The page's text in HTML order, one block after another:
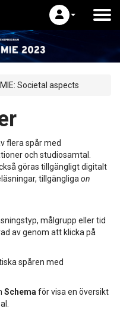
MIE: Societal aspects
flera spår med
och studiosamtal.
göras tillgängligt digitalt
tillgängliga on
målgrupp eller tid
av genom att klicka på
spåren med
Schema för visa en översikt